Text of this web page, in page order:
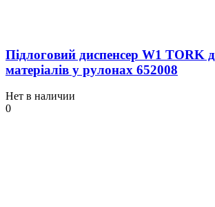
Підлоговий диспенсер W1 TORK
матеріалів у рулонах 652008
Нет в наличии
0